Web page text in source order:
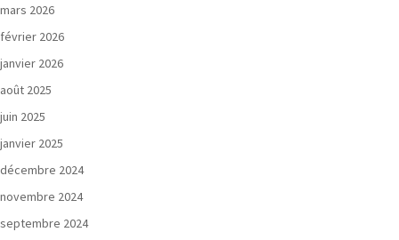
mars 2026
février 2026
janvier 2026
août 2025
juin 2025
janvier 2025
décembre 2024
novembre 2024
septembre 2024